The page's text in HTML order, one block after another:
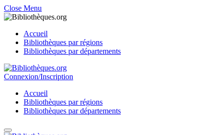
Close Menu
Accueil
Bibliothèques par régions
Bibliothèques par départements
Connexion/Inscription
Accueil
Bibliothèques par régions
Bibliothèques par départements